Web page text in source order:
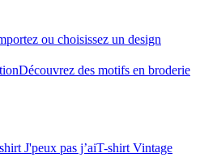
ou choisissez un design
Découvrez des motifs en broderie
J'peux pas j’aiT-shirt Vintage